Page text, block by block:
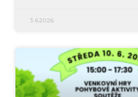
3.6.2026